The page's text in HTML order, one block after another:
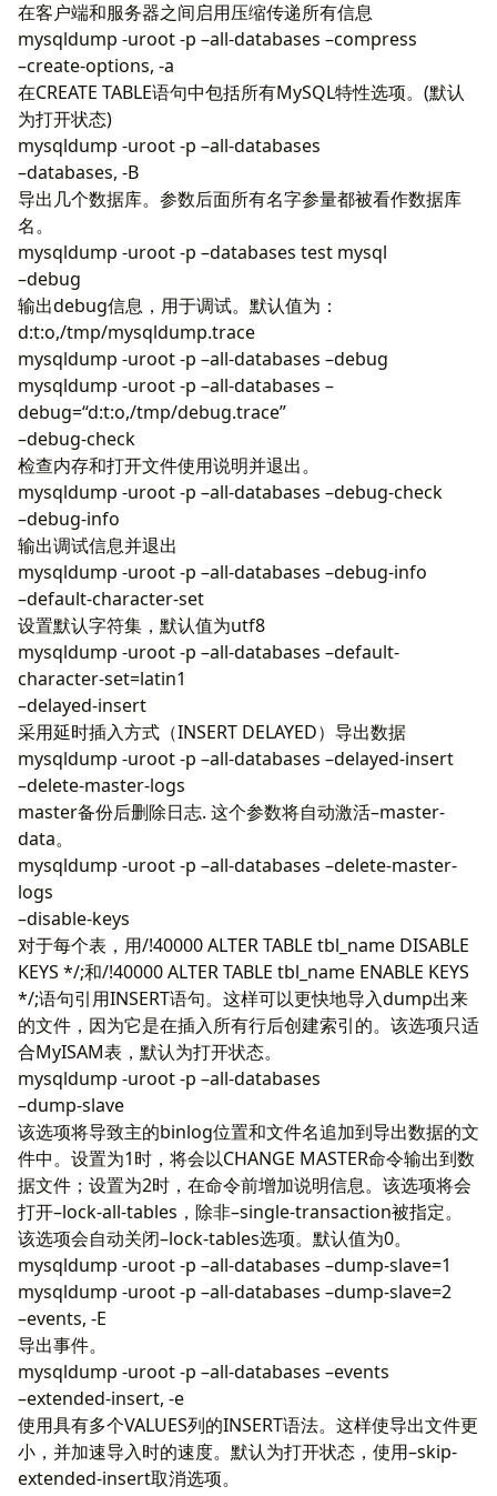
在客户端和服务器之间启用压缩传递所有信息
mysqldump -uroot -p –all-databases –compress
–create-options, -a
在CREATE TABLE语句中包括所有MySQL特性选项。(默认
为打开状态)
mysqldump -uroot -p –all-databases
–databases, -B
导出几个数据库。参数后面所有名字参量都被看作数据库
名。
mysqldump -uroot -p –databases test mysql
–debug
输出debug信息，用于调试。默认值为：
d:t:o,/tmp/mysqldump.trace
mysqldump -uroot -p –all-databases –debug
mysqldump -uroot -p –all-databases –
debug=“d:t:o,/tmp/debug.trace”
–debug-check
检查内存和打开文件使用说明并退出。
mysqldump -uroot -p –all-databases –debug-check
–debug-info
输出调试信息并退出
mysqldump -uroot -p –all-databases –debug-info
–default-character-set
设置默认字符集，默认值为utf8
mysqldump -uroot -p –all-databases –default-
character-set=latin1
–delayed-insert
采用延时插入方式（INSERT DELAYED）导出数据
mysqldump -uroot -p –all-databases –delayed-insert
–delete-master-logs
master备份后删除日志. 这个参数将自动激活–master-
data。
mysqldump -uroot -p –all-databases –delete-master-
logs
–disable-keys
对于每个表，用/!40000 ALTER TABLE tbl_name DISABLE
KEYS */;和/!40000 ALTER TABLE tbl_name ENABLE KEYS
*/;语句引用INSERT语句。这样可以更快地导入dump出来
的文件，因为它是在插入所有行后创建索引的。该选项只适
合MyISAM表，默认为打开状态。
mysqldump -uroot -p –all-databases
–dump-slave
该选项将导致主的binlog位置和文件名追加到导出数据的文
件中。设置为1时，将会以CHANGE MASTER命令输出到数
据文件；设置为2时，在命令前增加说明信息。该选项将会
打开–lock-all-tables，除非–single-transaction被指定。
该选项会自动关闭–lock-tables选项。默认值为0。
mysqldump -uroot -p –all-databases –dump-slave=1
mysqldump -uroot -p –all-databases –dump-slave=2
–events, -E
导出事件。
mysqldump -uroot -p –all-databases –events
–extended-insert, -e
使用具有多个VALUES列的INSERT语法。这样使导出文件更
小，并加速导入时的速度。默认为打开状态，使用–skip-
extended-insert取消选项。